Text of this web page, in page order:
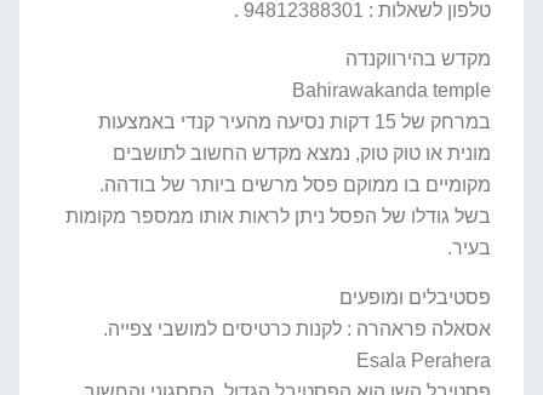
טלפון לשאלות : 94812388301 .
מקדש בהירווקנדה
Bahirawakanda temple
במרחק של 15 דקות נסיעה מהעיר קנדי באמצעות
מונית או טוק טוק, נמצא מקדש החשוב לתושבים
מקומיים בו ממוקם פסל מרשים ביותר של בודהה.
בשל גודלו של הפסל ניתן לראות אותו ממספר מקומות
בעיר.
פסטיבלים ומופעים
אסאלה פראהרה : לקנות כרטיסים למושבי צפייה.
Esala Perahera